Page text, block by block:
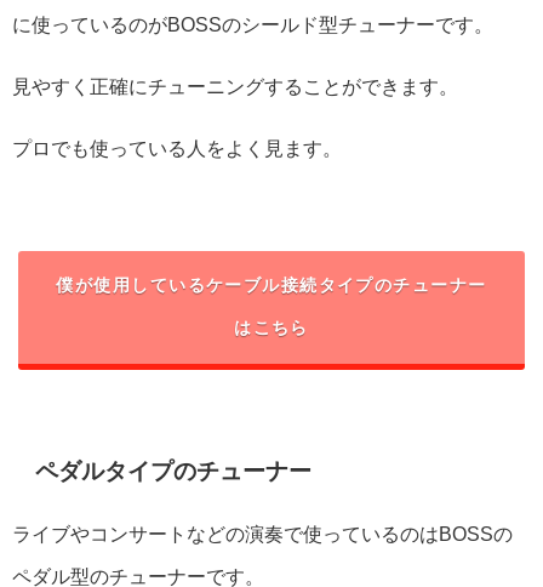
に使っているのがBOSSのシールド型チューナーです。
見やすく正確にチューニングすることができます。
プロでも使っている人をよく見ます。
僕が使用しているケーブル接続タイプのチューナー
はこちら
ペダルタイプのチューナー
ライブやコンサートなどの演奏で使っているのはBOSSの
ペダル型のチューナーです。